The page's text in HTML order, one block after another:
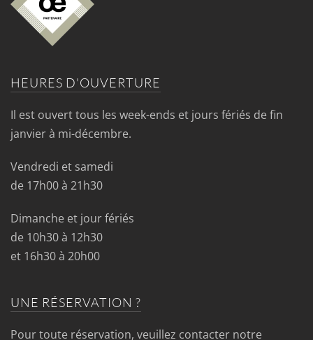
HEURES D'OUVERTURE
Il est ouvert tous les week-ends et jours fériés de fin
janvier à mi-décembre.
Vendredi et samedi
de 17h00 à 21h30
Dimanche et jour fériés
de 10h30 à 12h30
et 16h30 à 20h00
UNE RÉSERVATION ?
Pour toute réservation, veuillez contacter notre